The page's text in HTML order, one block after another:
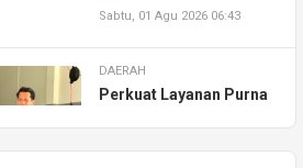
Sabtu, 01 Agu 2026 06:43
DAERAH
Perkuat Layanan Purna
Resmikan AHASS